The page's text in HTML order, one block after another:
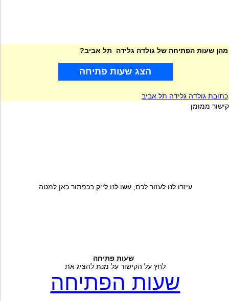
מהן שעות הפתיחה של גולדה גלידה תל אביב?
הצג שעות פתיחה
כתובת גולדה גלידה תל אביב
קישור ממומן
עיזרו לנו לעזור לכם, עשו לנו לייק בכפתור כאן למטה
שעות פתיחה
לחץ על הקישור על מנת להציג את
שעות הפתיחה